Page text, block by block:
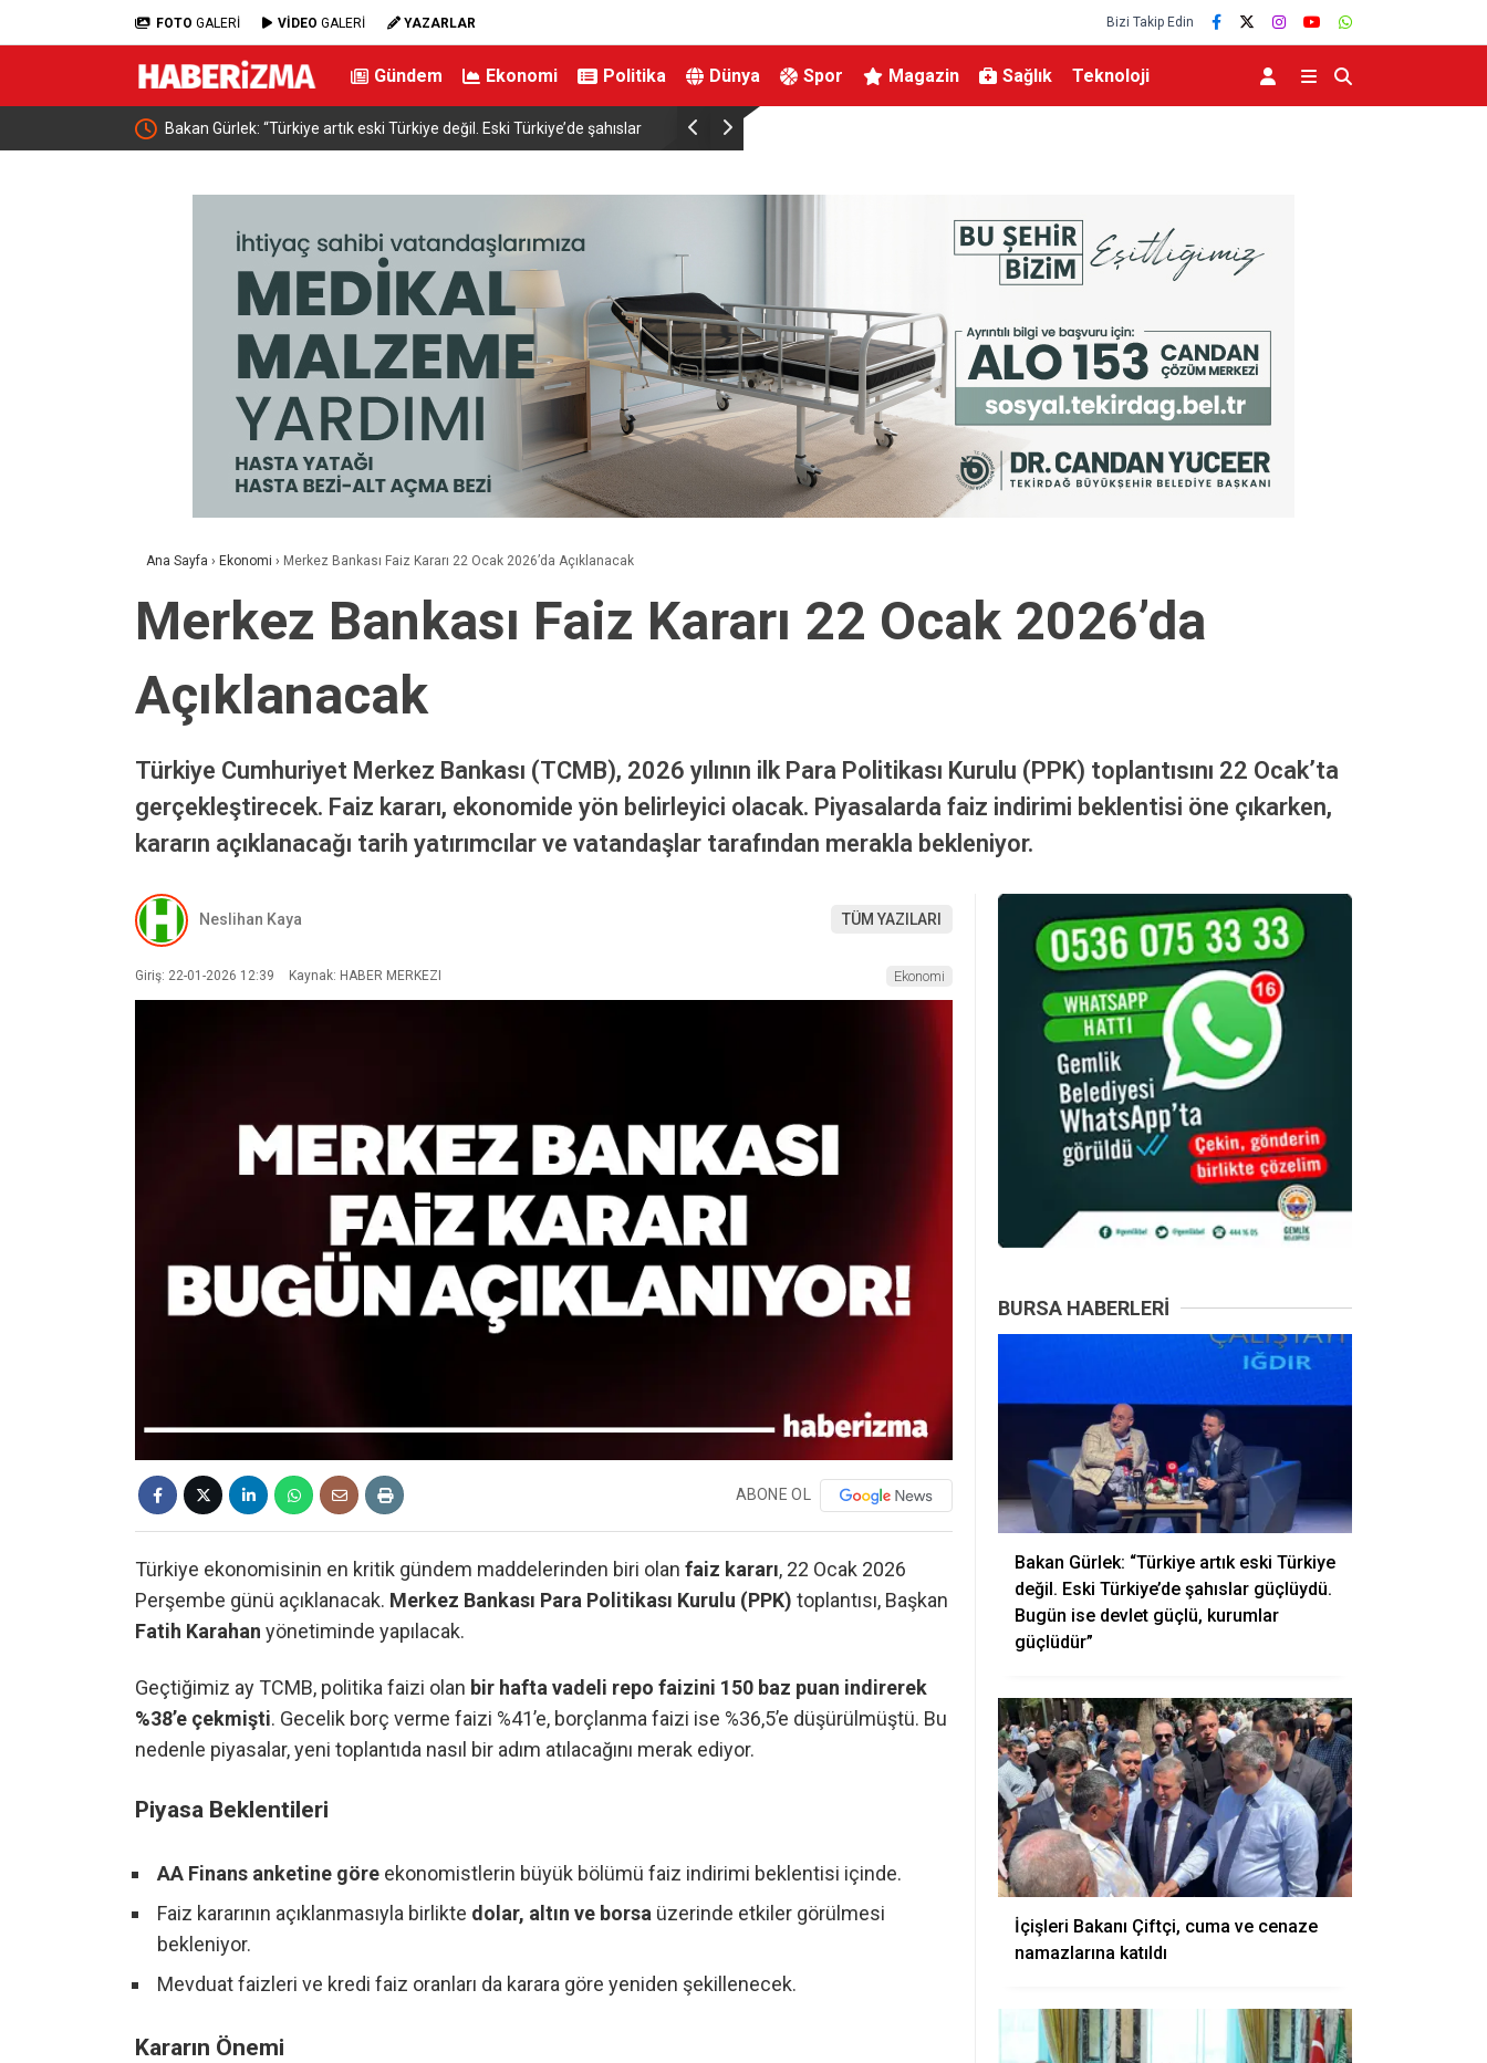
FOTO GALERİ VİDEO GALERİ YAZARLAR Bizi Takip Edin
Gündem Ekonomi Politika Dünya Spor Magazin Sağlık Teknoloji
Bakan Gürlek: “Türkiye artık eski Türkiye değil. Eski Türkiye’de şahıslar İçişleri Bakanı Çiftçi, cuma ve cenaze namazlarına katıldı
Ana Sayfa › Ekonomi › Merkez Bankası Faiz Kararı 22 Ocak 2026’da Açıklanacak
Merkez Bankası Faiz Kararı 22 Ocak 2026’da
Açıklanacak
Türkiye Cumhuriyet Merkez Bankası (TCMB), 2026 yılının ilk Para Politikası Kurulu (PPK) toplantısını 22 Ocak’ta
gerçekleştirecek. Faiz kararı, ekonomide yön belirleyici olacak. Piyasalarda faiz indirimi beklentisi öne çıkarken,
kararın açıklanacağı tarih yatırımcılar ve vatandaşlar tarafından merakla bekleniyor.
Neslihan Kaya TÜM YAZILARI
Giriş: 22-01-2026 12:39 Kaynak: HABER MERKEZI Ekonomi
ABONE OL
Türkiye ekonomisinin en kritik gündem maddelerinden biri olan faiz kararı, 22 Ocak 2026
Perşembe günü açıklanacak. Merkez Bankası Para Politikası Kurulu (PPK) toplantısı, Başkan
Fatih Karahan yönetiminde yapılacak.
Geçtiğimiz ay TCMB, politika faizi olan bir hafta vadeli repo faizini 150 baz puan indirerek
%38’e çekmişti. Gecelik borç verme faizi %41’e, borçlanma faizi ise %36,5’e düşürülmüştü. Bu
nedenle piyasalar, yeni toplantıda nasıl bir adım atılacağını merak ediyor.
Piyasa Beklentileri
AA Finans anketine göre ekonomistlerin büyük bölümü faiz indirimi beklentisi içinde.
Faiz kararının açıklanmasıyla birlikte dolar, altın ve borsa üzerinde etkiler görülmesi
bekleniyor.
Mevduat faizleri ve kredi faiz oranları da karara göre yeniden şekillenecek.
Kararın Önemi
BURSA HABERLERI
Bakan Gürlek: “Türkiye artık eski Türkiye
değil. Eski Türkiye’de şahıslar güçlüydü.
Bugün ise devlet güçlü, kurumlar
güçlüdür”
İçişleri Bakanı Çiftçi, cuma ve cenaze
namazlarına katıldı